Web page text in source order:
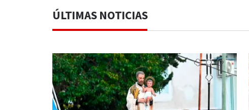
ÚLTIMAS NOTICIAS